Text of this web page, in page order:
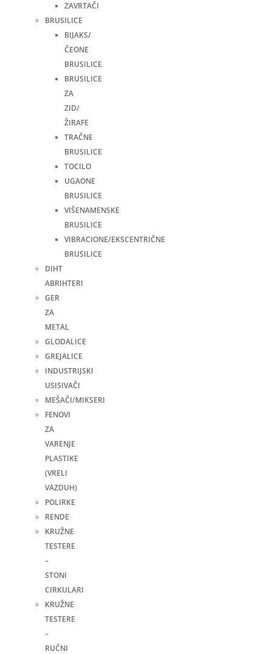
ZAVRTAČI
BRUSILICE
BIJAKS/
ČEONE
BRUSILICE
BRUSILICE
ZA
ZID/
ŽIRAFE
TRAČNE
BRUSILICE
TOCILO
UGAONE
BRUSILICE
VIŠENAMENSKE
BRUSILICE
VIBRACIONE/EKSCENTRIČNE
BRUSILICE
DIHT
ABRIHTERI
GER
ZA
METAL
GLODALICE
GREJALICE
INDUSTRIJSKI
USISIVAČI
MEŠAČI/MIKSERI
FENOVI
ZA
VARENJE
PLASTIKE
(VRELI
VAZDUH)
POLIRKE
RENDE
KRUŽNE
TESTERE
–
STONI
CIRKULARI
KRUŽNE
TESTERE
–
RUČNI